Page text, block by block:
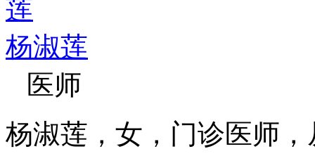
杨淑莲
医师
杨淑莲，女，门诊医师